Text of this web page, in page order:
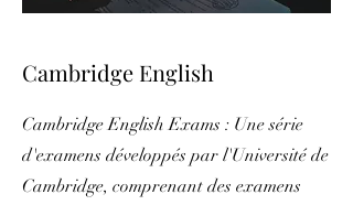
Cambridge English
Cambridge English Exams : Une série
d'examens développés par l'Université de
Cambridge, comprenant des examens